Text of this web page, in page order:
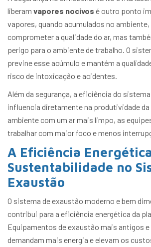
liberam vapores nocivos é outro ponto
vapores, quando acumulados no
comprometer a qualidade do ar, mas
perigo para o ambiente de trabalho. O
previne esse acúmulo e mantém a
risco de intoxicação e acidentes.
Além da segurança, a eficiência do
influencia diretamente na produtividade
ambiente com um ar mais limpo, as
trabalhar com maior foco e menos
A Eficiência
Sustentabilidade no
Exaustão
O sistema de exaustão moderno e bem
contribui para a eficiência energética da
Equipamentos de exaustão mais antigos
demandam mais energia e elevam os